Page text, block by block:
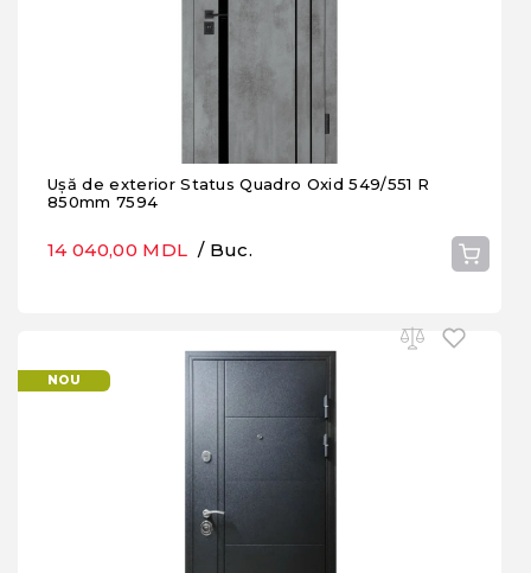
Ușă de exterior Status Quadro Oxid 549/551 R
850mm 7594
14 040,00 MDL / Buc.
NOU